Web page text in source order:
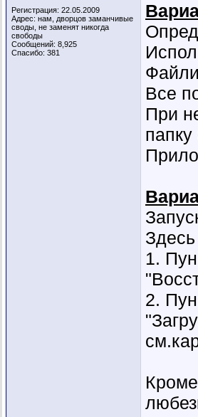
Регистрация: 22.05.2009
Адрес: нам, дворцов заманчивые
своды, не заменят никогда
свободы
Сообщений: 8,925
Спасибо: 381
Все
При
1.
2.